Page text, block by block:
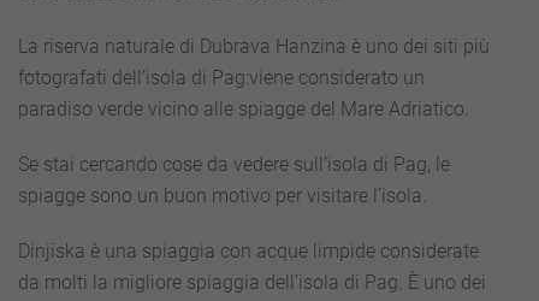
La riserva naturale di Dubrava Hanzina è uno dei siti più
fotografati dell’isola di Pag:viene considerato un
paradiso verde vicino alle spiagge del Mare Adriatico.
Se stai cercando cose da vedere sull’isola di Pag, le
spiagge sono un buon motivo per visitare l’isola.
Dinjiska è una spiaggia con acque limpide considerate
da molti la migliore spiaggia dell’isola di Pag. È uno dei